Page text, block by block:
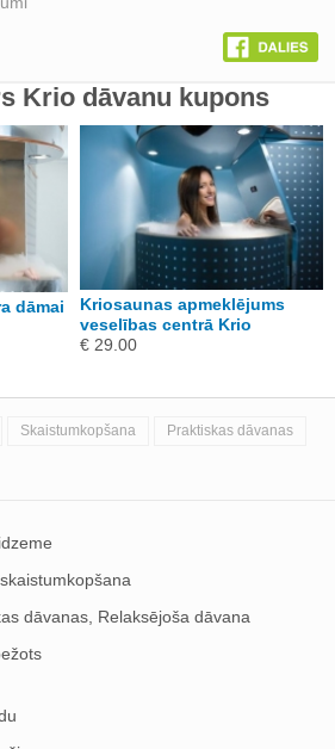
Krio dāvanu kupons
dāmai
Kriosaunas apmeklējums
veselības centrā Krio
€ 29.00
Skaistumkopšana Praktiskas dāvanas
dāvanas, Relaksējoša dāvana